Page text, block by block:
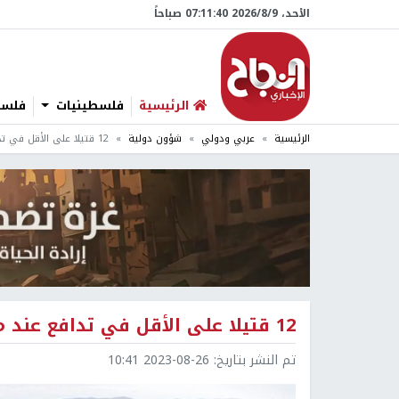
الأحد، 9/‏8/‏2026 07:11:41 صباحاً
الرئيسية فلسطينيات
الرئيسية عربي ودولي شؤون دولية 12 قتيلا على الأقل في تدافع عند ملعب رياضي في مدغشقر
12 قتيلا على الأقل في تدافع عند ملعب رياضي في مدغشقر
تم النشر بتاريخ: 2023-08-26 10:41